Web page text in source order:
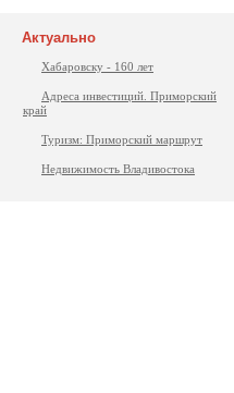
Актуально
Хабаровску - 160 лет
Адреса инвестиций. Приморский
край
Туризм: Приморский маршрут
Недвижимость Владивостока